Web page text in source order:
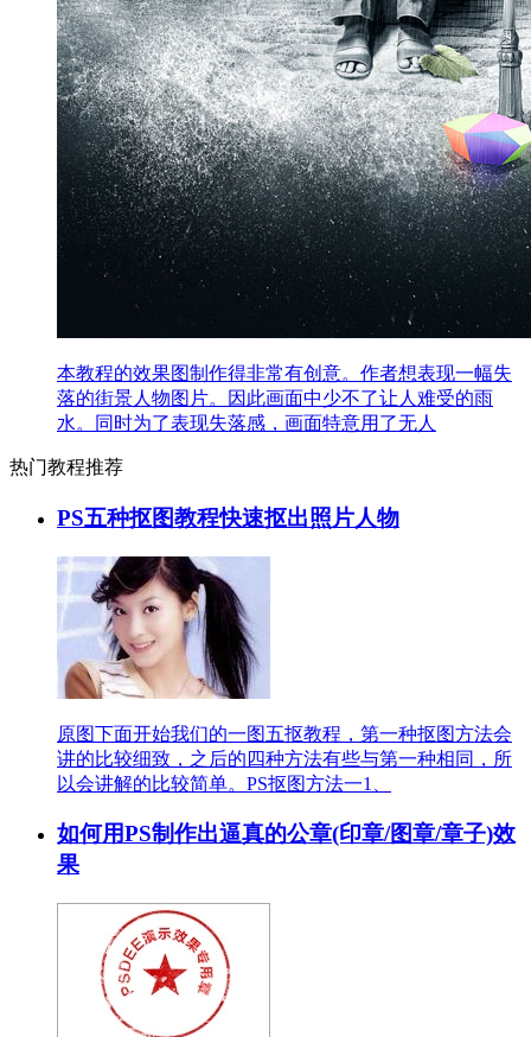
本教程的效果图制作得非常有创意。作者想表现一幅失
落的街景人物图片。因此画面中少不了让人难受的雨
水。同时为了表现失落感，画面特意用了无人
热门教程推荐
PS五种抠图教程快速抠出照片人物
原图下面开始我们的一图五抠教程，第一种抠图方法会
讲的比较细致，之后的四种方法有些与第一种相同，所
以会讲解的比较简单。PS抠图方法一1、
如何用PS制作出逼真的公章(印章/图章/章子)效
果